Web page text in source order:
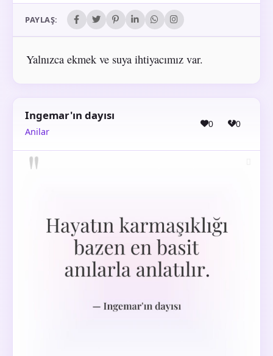
PAYLAŞ:
Yalnızca ekmek ve suya ihtiyacımız var.
Ingemar'ın dayısı
Anilar
0 0